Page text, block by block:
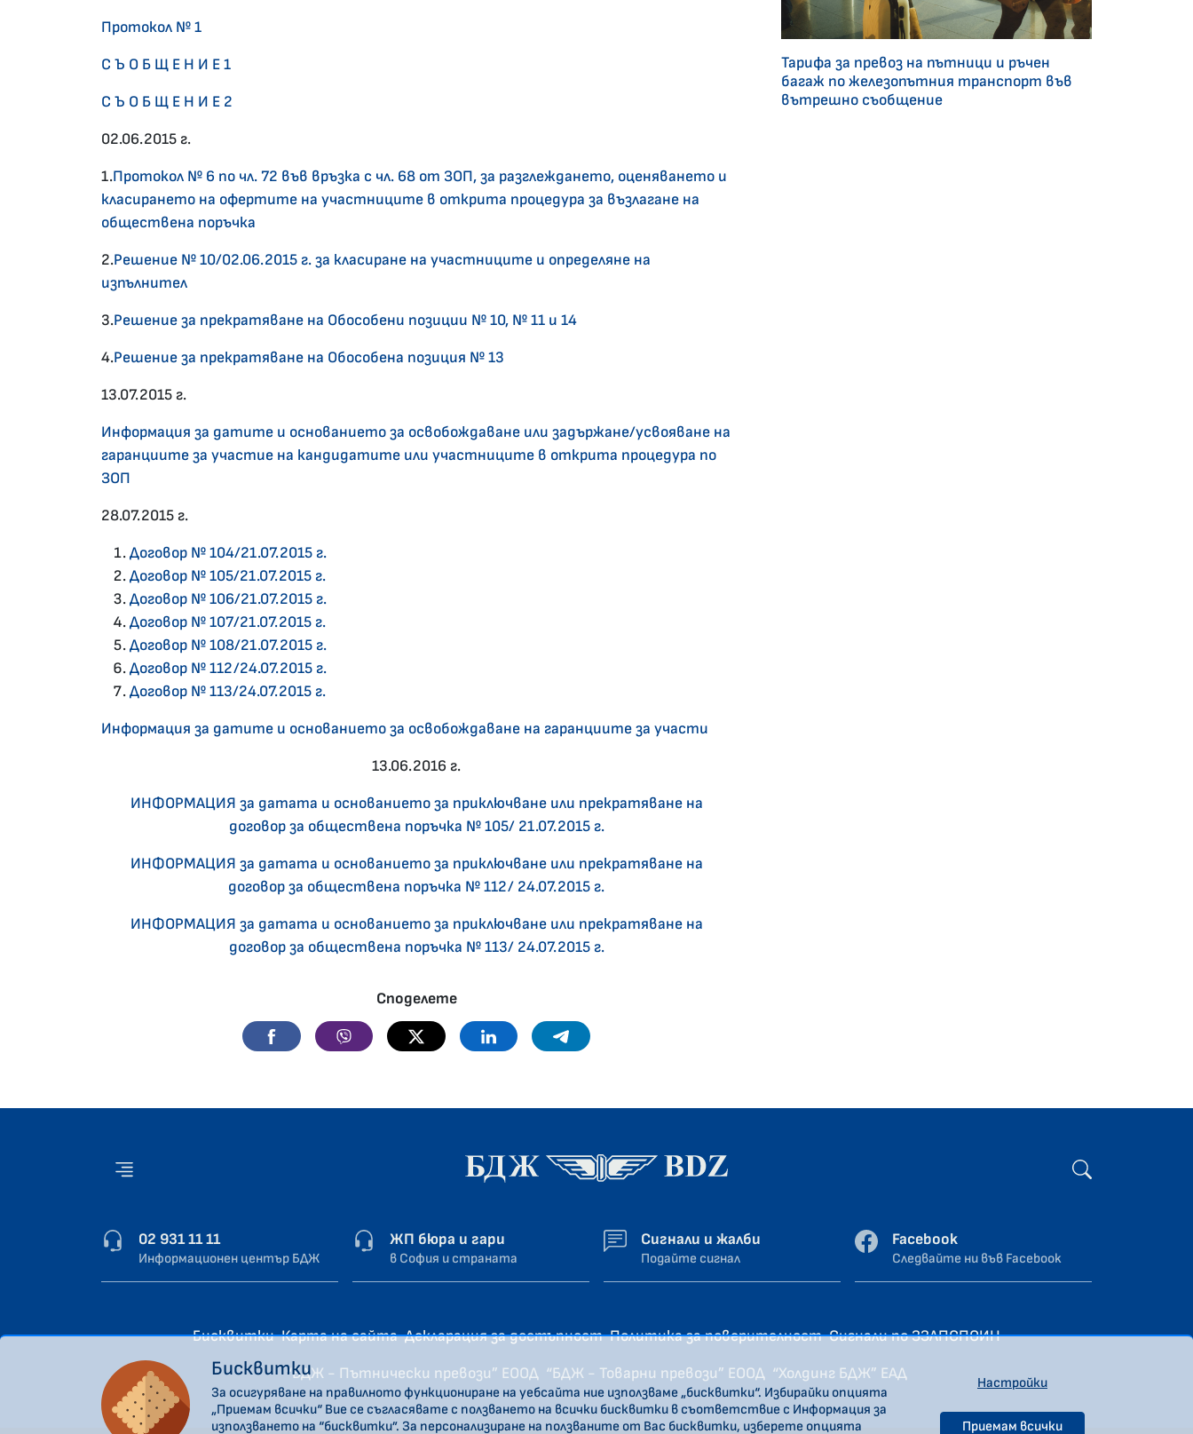
Протокол № 1
С Ъ О Б Щ Е Н И Е 1
С Ъ О Б Щ Е Н И Е 2
02.06.2015 г.
1.Протокол № 6 по чл. 72 във връзка с чл. 68 от ЗОП, за разглеждането, оценяването и
класирането на офертите на участниците в открита процедура за възлагане на
обществена поръчка
2.Решение № 10/02.06.2015 г. за класиране на участниците и определяне на
изпълнител
3.Решение за прекратяване на Обособени позиции № 10, № 11 и 14
4.Решение за прекратяване на Обособена позиция № 13
13.07.2015 г.
Информация за датите и основанието за освобождаване или задържане/усвояване на
гаранциите за участие на кандидатите или участниците в открита процедура по
ЗОП
28.07.2015 г.
Договор № 104/21.07.2015 г.
Договор № 105/21.07.2015 г.
Договор № 106/21.07.2015 г.
Договор № 107/21.07.2015 г.
Договор № 108/21.07.2015 г.
Договор № 112/24.07.2015 г.
Договор № 113/24.07.2015 г.
Информация за датите и основанието за освобождаване на гаранциите за участи
13.06.2016 г.
ИНФОРМАЦИЯ за датата и основанието за приключване или прекратяване на
договор за обществена поръчка № 105/ 21.07.2015 г.
ИНФОРМАЦИЯ за датата и основанието за приключване или прекратяване на
договор за обществена поръчка № 112/ 24.07.2015 г.
ИНФОРМАЦИЯ за датата и основанието за приключване или прекратяване на
договор за обществена поръчка № 113/ 24.07.2015 г.
Споделете
Facebook Viber Twitter Linkedin Telegram
Тарифа за превоз на пътници и ръчен
багаж по железопътния транспорт във
вътрешно съобщение
02 931 11 11
Информационен център БДЖ
ЖП бюра и гари
в София и страната
Сигнали и жалби
Подайте сигнал
Facebook
Следвайте ни във Facebook
Бисквитки Карта на сайта Декларация за достъпност Политика за поверителност Сигнали по ЗЗЛПСПОИН
“БДЖ - Пътнически превози” ЕООД “БДЖ - Товарни превози” ЕООД “Холдинг БДЖ” ЕАД
Бисквитки
За осигуряване на правилното функциониране на уебсайта ние използваме „бисквитки“. Избирайки опцията
„Приемам всички“ Вие се съгласявате с ползването на всички бисквитки в съответствие с Информация за
използването на “бисквитки”. За персонализиране на ползваните от Вас бисквитки, изберете опцията
Настройки
Приемам всички